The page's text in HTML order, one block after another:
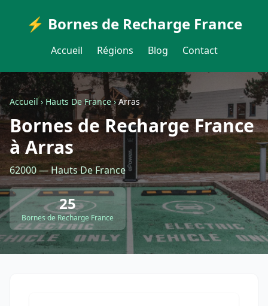
⚡ Bornes de Recharge France
Accueil Régions Blog Contact
Accueil›Hauts De France›Arras
Bornes de Recharge France
à Arras
62000 — Hauts De France
25
Bornes de Recharge France